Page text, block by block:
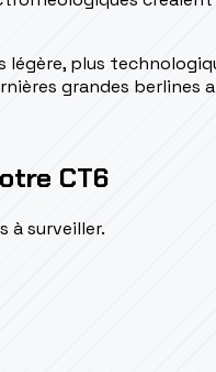
plus
grandes berlines
CT6
à surveiller.